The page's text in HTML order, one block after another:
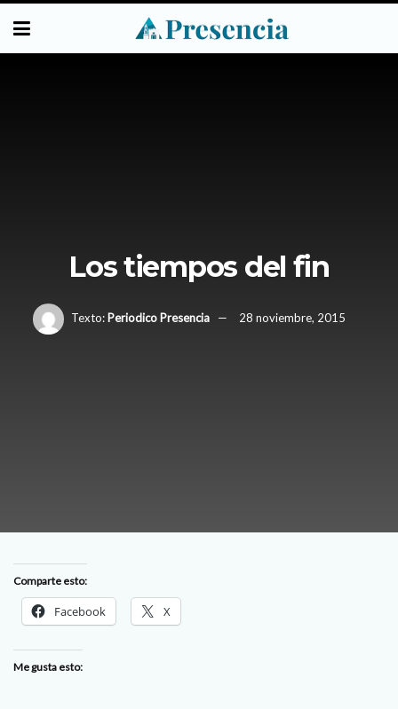
Los tiempos del fin
Texto: Periodico Presencia 28 noviembre, 2015
Comparte esto:
Facebook X
Me gusta esto: